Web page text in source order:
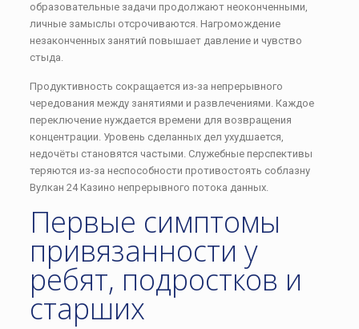
образовательные задачи продолжают неоконченными,
личные замыслы отсрочиваются. Нагромождение
незаконченных занятий повышает давление и чувство
стыда.
Продуктивность сокращается из-за непрерывного
чередования между занятиями и развлечениями. Каждое
переключение нуждается времени для возвращения
концентрации. Уровень сделанных дел ухудшается,
недочёты становятся частыми. Служебные перспективы
теряются из-за неспособности противостоять соблазну
Вулкан 24 Казино непрерывного потока данных.
Первые симптомы
привязанности у
ребят, подростков и
старших